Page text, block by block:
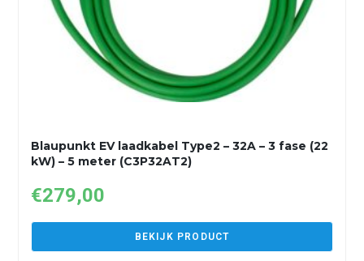
Blaupunkt EV laadkabel Type2 – 32A – 3 fase (22
kW) – 5 meter (C3P32AT2)
€279,00
BEKIJK PRODUCT